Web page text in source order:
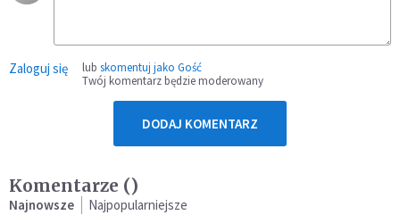
Zaloguj się lub skomentuj jako Gość
Twój komentarz będzie moderowany
DODAJ KOMENTARZ
Komentarze ()
Najnowsze Najpopularniejsze